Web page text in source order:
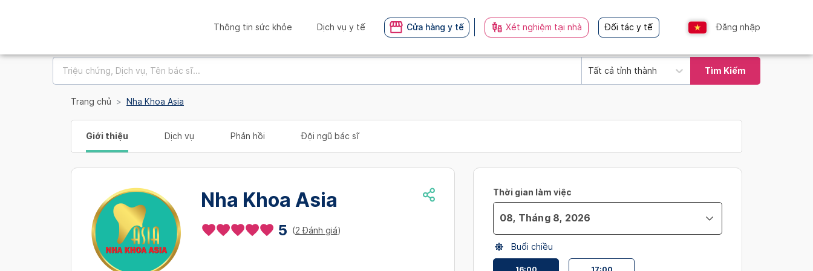
Thông tin sức khỏe Dịch vụ y tế Cửa hàng y tế Xét nghiệm tại nhà Đối tác y tế Đăng nhập
Tất cả tỉnh thành Tìm Kiếm
Trang chủ Nha Khoa Asia
Giới thiệu Dịch vụ Phản hồi Đội ngũ bác sĩ
Nha Khoa Asia
5 (2 Đánh giá)
Thời gian làm việc
Navigate
forward
Buổi chiều